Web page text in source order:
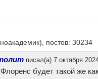
постов: 30234
писал(а) 7 октября
будет такой же